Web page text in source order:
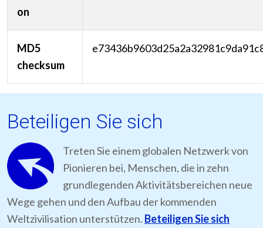
on
MD5
checksum
Beteiligen Sie sich
Treten Sie einem globalen Netzwerk von
Pionieren bei, Menschen, die in zehn
grundlegenden Aktivitätsbereichen neue
Wege gehen und den Aufbau der kommenden
Weltzivilisation unterstützen. Beteiligen Sie sich